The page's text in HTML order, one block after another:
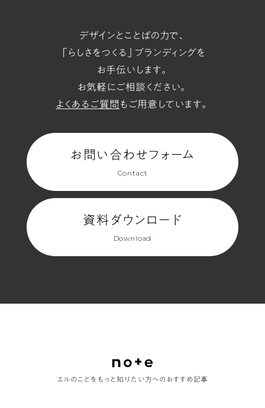
デザインとことばの力で、
「らしさをつくる」ブランディングを
お手伝いします。
お気軽にご相談ください。
よくあるご質問 もご用意しています。
お問い合わせフォーム
Contact
資料ダウンロード
Download
エルのことをもっと知りたい方へのおすすめ記事